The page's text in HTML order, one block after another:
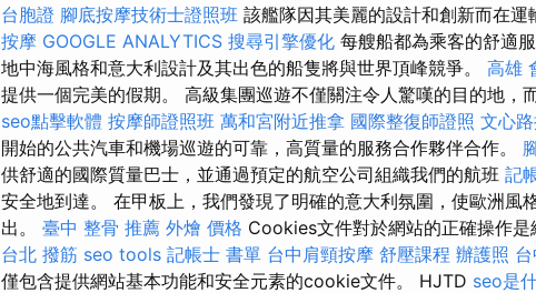
台胞證 腳底按摩技術士證照班 該艦隊因其美麗的設計和創新而在運
按摩 GOOGLE ANALYTICS 搜尋引擎優化 每艘船都為乘客的舒適
地中海風格和意大利設計及其出色的船隻將與世界頂峰競爭。 高雄
提供一個完美的假期。 高級集團巡遊不僅關注令人驚嘆的目的地，
seo點擊軟體 按摩師證照班 萬和宮附近推拿 國際整復師證照 文心
開始的公共汽車和機場巡遊的可靠，高質量的服務合作夥伴合作。
供舒適的國際質量巴士，並通過預定的航空公司組織我們的航班 記
安全地到達。 在甲板上，我們發現了明確的意大利氛圍，使歐洲風
出。 臺中 整骨 推薦 外燴 價格 Cookies文件對於網站的正確操作是
台北 撥筋 seo tools 記帳士 書單 台中肩頸按摩 舒壓課程 辦護照
僅包含提供網站基本功能和安全元素的cookie文件。 HJTD seo是